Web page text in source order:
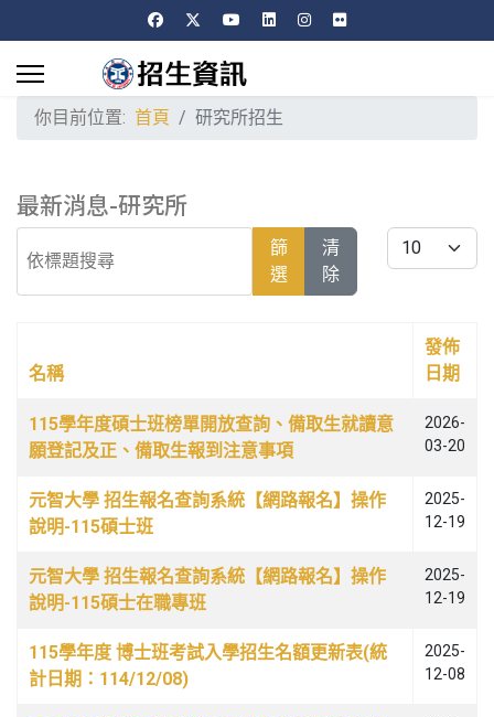
你目前位置: 首頁 研究所招生
最新消息-研究所
篩
選
清
除
每頁顯示條數
文章列表
名稱
發佈
日期
115學年度碩士班榜單開放查詢、備取生就讀意
願登記及正、備取生報到注意事項
2026-
03-20
元智大學 招生報名查詢系統【網路報名】操作
說明-115碩士班
2025-
12-19
元智大學 招生報名查詢系統【網路報名】操作
說明-115碩士在職專班
2025-
12-19
115學年度 博士班考試入學招生名額更新表(統
計日期：114/12/08)
2025-
12-08